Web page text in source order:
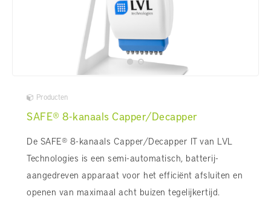
Producten
SAFE® 8-kanaals Capper/Decapper
De SAFE® 8-kanaals Capper/Decapper IT van LVL
Technologies is een semi-automatisch, batterij-
aangedreven apparaat voor het efficiënt afsluiten en
openen van maximaal acht buizen tegelijkertijd.